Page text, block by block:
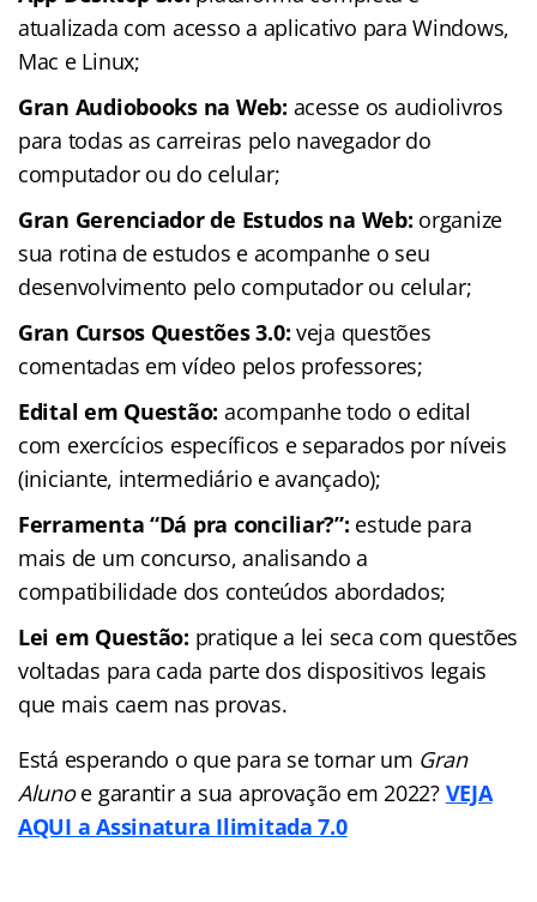
atualizada com acesso a aplicativo para Windows,
Mac e Linux;
Gran Audiobooks na Web: acesse os audiolivros
para todas as carreiras pelo navegador do
computador ou do celular;
Gran Gerenciador de Estudos na Web: organize
sua rotina de estudos e acompanhe o seu
desenvolvimento pelo computador ou celular;
Gran Cursos Questões 3.0: veja questões
comentadas em vídeo pelos professores;
Edital em Questão: acompanhe todo o edital
com exercícios específicos e separados por níveis
(iniciante, intermediário e avançado);
Ferramenta “Dá pra conciliar?”: estude para
mais de um concurso, analisando a
compatibilidade dos conteúdos abordados;
Lei em Questão: pratique a lei seca com questões
voltadas para cada parte dos dispositivos legais
que mais caem nas provas.
Está esperando o que para se tornar um Gran
Alunoe garantir a sua aprovação em 2022? VEJA
AQUI a Assinatura Ilimitada 7.0